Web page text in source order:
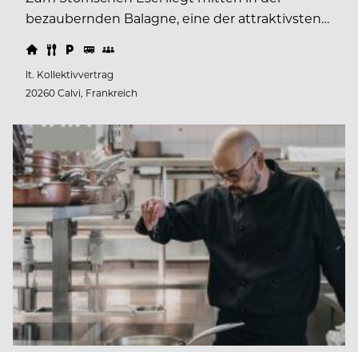
bezaubernden Balagne, eine der attraktivsten…
lt. Kollektivvertrag
20260 Calvi, Frankreich